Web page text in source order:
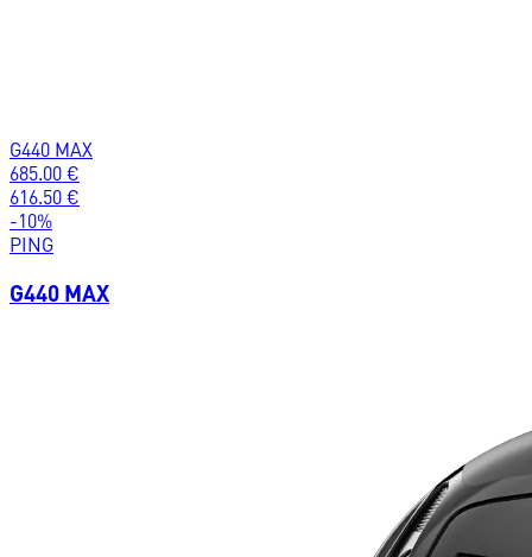
G440 MAX
685.00 €
616.50 €
-10%
PING
G440 MAX